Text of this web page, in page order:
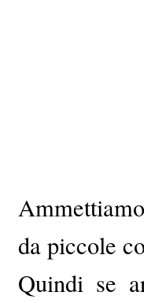
da piccole
Quindi se